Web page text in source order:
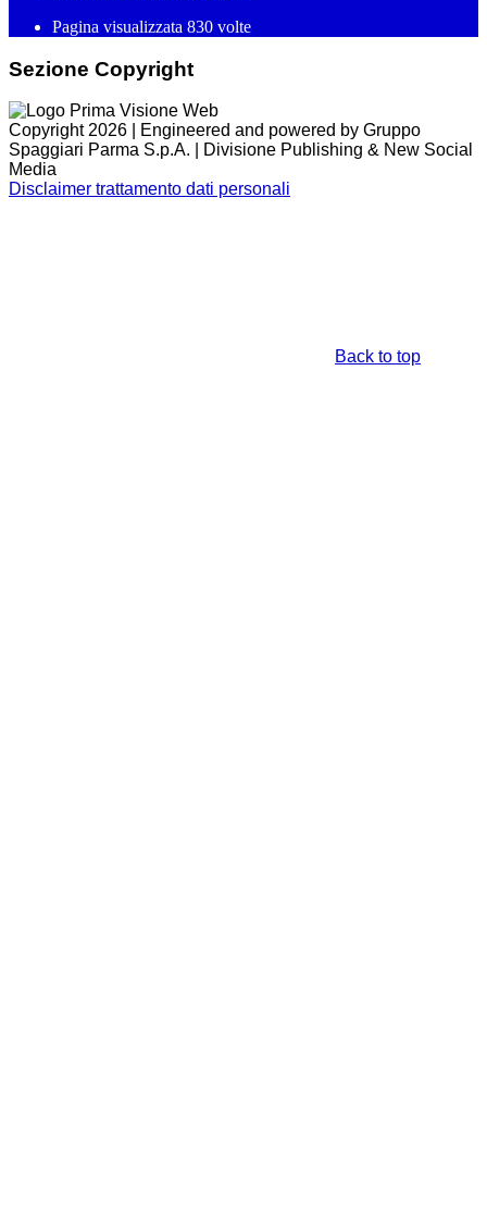
Pagina visualizzata 830 volte
Sezione Copyright
Copyright 2026 | Engineered and powered by Gruppo
Spaggiari Parma S.p.A. | Divisione Publishing & New Social
Media
Disclaimer trattamento dati personali
Back to top